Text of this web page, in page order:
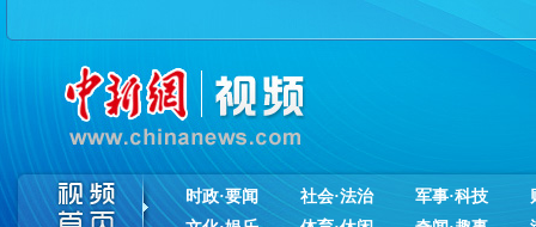
时政·要闻 社会·法治 军事·科技